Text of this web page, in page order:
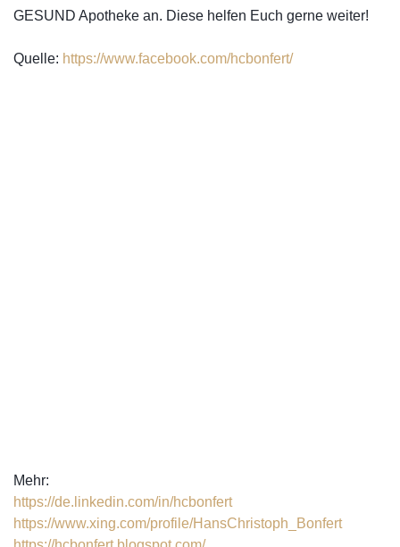
GESUND Apotheke an. Diese helfen Euch gerne weiter!
Quelle: https://www.facebook.com/hcbonfert/
Mehr:
https://de.linkedin.com/in/hcbonfert
https://www.xing.com/profile/HansChristoph_Bonfert